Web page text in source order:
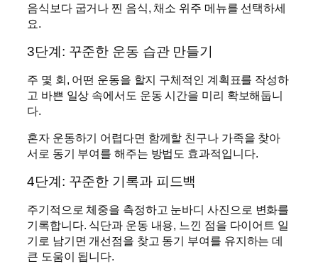
음식보다 굽거나 찐 음식, 채소 위주 메뉴를 선택하세
요.
3단계: 꾸준한 운동 습관 만들기
주 몇 회, 어떤 운동을 할지 구체적인 계획표를 작성하
고 바쁜 일상 속에서도 운동 시간을 미리 확보해둡니
다.
혼자 운동하기 어렵다면 함께할 친구나 가족을 찾아
서로 동기 부여를 해주는 방법도 효과적입니다.
4단계: 꾸준한 기록과 피드백
주기적으로 체중을 측정하고 눈바디 사진으로 변화를
기록합니다. 식단과 운동 내용, 느낀 점을 다이어트 일
기로 남기면 개선점을 찾고 동기 부여를 유지하는 데
큰 도움이 됩니다.